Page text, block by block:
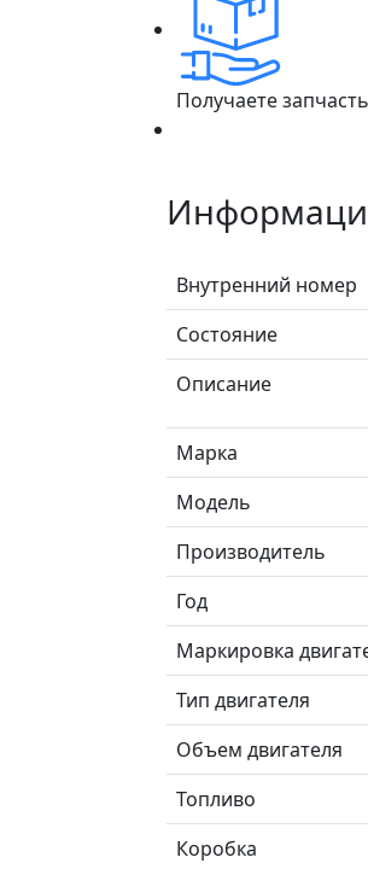
Получаете
Внутренний номер
Состояние
Описание
Марка
Модель
Производитель
Год
Маркировка
Тип двигателя
Объем двигателя
Топливо
Коробка